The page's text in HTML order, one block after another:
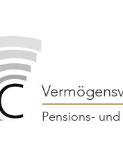
Pensions-